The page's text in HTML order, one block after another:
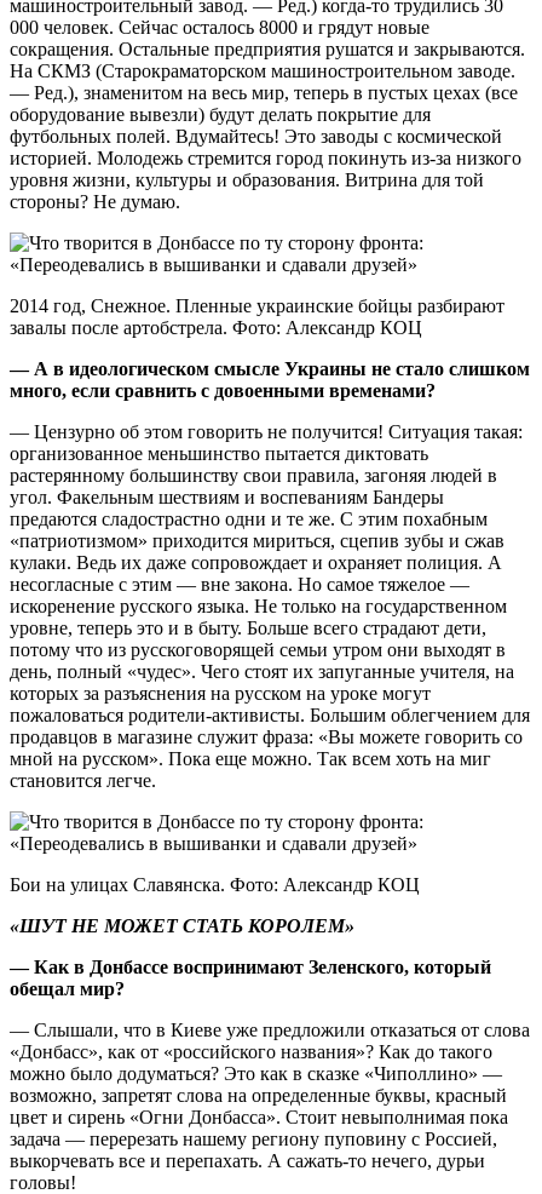
машиностроительный завод. — Ред.) когда-то трудились 30
000 человек. Сейчас осталось 8000 и грядут новые
сокращения. Остальные предприятия рушатся и закрываются.
На СКМЗ (Старокраматорском машиностроительном заводе.
— Ред.), знаменитом на весь мир, теперь в пустых цехах (все
оборудование вывезли) будут делать покрытие для
футбольных полей. Вдумайтесь! Это заводы с космической
историей. Молодежь стремится город покинуть из-за низкого
уровня жизни, культуры и образования. Витрина для той
стороны? Не думаю.
2014 год, Снежное. Пленные украинские бойцы разбирают
завалы после артобстрела. Фото: Александр КОЦ
— А в идеологическом смысле Украины не стало слишком
много, если сравнить с довоенными временами?
— Цензурно об этом говорить не получится! Ситуация такая:
организованное меньшинство пытается диктовать
растерянному большинству свои правила, загоняя людей в
угол. Факельным шествиям и воспеваниям Бандеры
предаются сладострастно одни и те же. С этим похабным
«патриотизмом» приходится мириться, сцепив зубы и сжав
кулаки. Ведь их даже сопровождает и охраняет полиция. А
несогласные с этим — вне закона. Но самое тяжелое —
искоренение русского языка. Не только на государственном
уровне, теперь это и в быту. Больше всего страдают дети,
потому что из русскоговорящей семьи утром они выходят в
день, полный «чудес». Чего стоят их запуганные учителя, на
которых за разъяснения на русском на уроке могут
пожаловаться родители-активисты. Большим облегчением для
продавцов в магазине служит фраза: «Вы можете говорить со
мной на русском». Пока еще можно. Так всем хоть на миг
становится легче.
Бои на улицах Славянска. Фото: Александр КОЦ
«ШУТ НЕ МОЖЕТ СТАТЬ КОРОЛЕМ»
— Как в Донбассе воспринимают Зеленского, который
обещал мир?
— Слышали, что в Киеве уже предложили отказаться от слова
«Донбасс», как от «российского названия»? Как до такого
можно было додуматься? Это как в сказке «Чиполлино» —
возможно, запретят слова на определенные буквы, красный
цвет и сирень «Огни Донбасса». Стоит невыполнимая пока
задача — перерезать нашему региону пуповину с Россией,
выкорчевать все и перепахать. А сажать-то нечего, дурьи
головы!